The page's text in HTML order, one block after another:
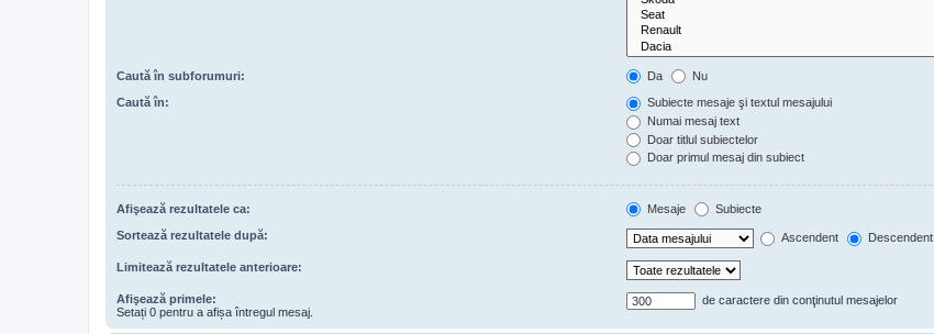
Caută în subforumuri: Da Nu
Caută în:
Subiecte mesaje şi textul mesajului
Numai mesaj text
Doar titlul subiectelor
Doar primul mesaj din subiect
Afişează rezultatele ca: Mesaje Subiecte
Sortează rezultatele după: Ascendent Descendent
Limitează rezultatele anterioare:
Afişează primele:
Setați 0 pentru a afișa întregul mesaj.
de caractere din conţinutul mesajelor